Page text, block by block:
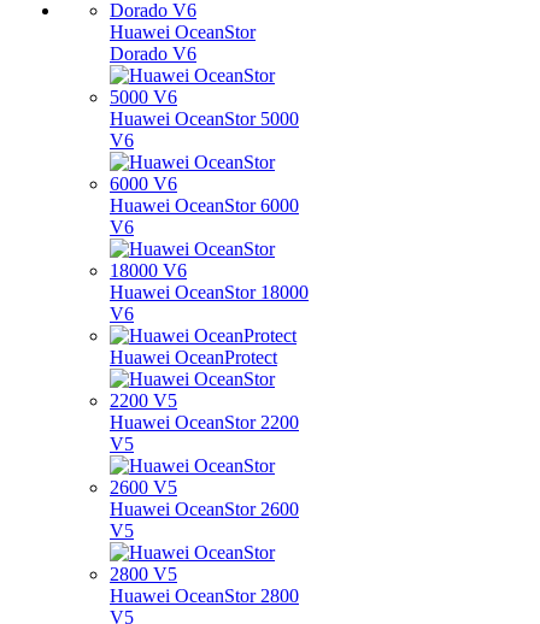
Huawei OceanStor
Dorado V6
Huawei OceanStor 5000
V6
Huawei OceanStor 6000
V6
Huawei OceanStor 18000
V6
Huawei OceanProtect
Huawei OceanStor 2200
V5
Huawei OceanStor 2600
V5
Huawei OceanStor 2800
V5